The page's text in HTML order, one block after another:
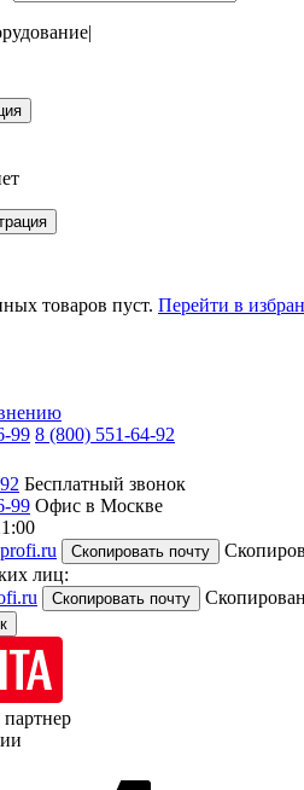
|
товаров пуст. Перейти в
99 8 (800) 551-64-92
Бесплатный звонок
99 Офис в Москве
Скопировать почту
лиц:
Скопировать почту